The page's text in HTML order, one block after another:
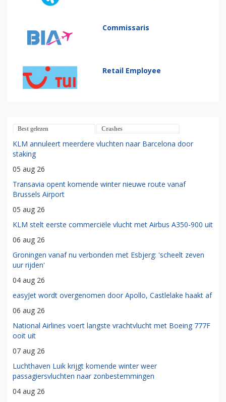
Commissaris
Retail Employee
Best gelezen Crashes
KLM annuleert meerdere vluchten naar Barcelona door
staking
05 aug 26
Transavia opent komende winter nieuwe route vanaf
Brussels Airport
05 aug 26
KLM stelt eerste commerciële vlucht met Airbus A350-900 uit
06 aug 26
Groningen vanaf nu verbonden met Esbjerg: 'scheelt zeven
uur rijden'
04 aug 26
easyJet wordt overgenomen door Apollo, Castlelake haakt af
06 aug 26
National Airlines voert langste vrachtvlucht met Boeing 777F
ooit uit
07 aug 26
Luchthaven Luik krijgt komende winter weer
passagiersvluchten naar zonbestemmingen
04 aug 26